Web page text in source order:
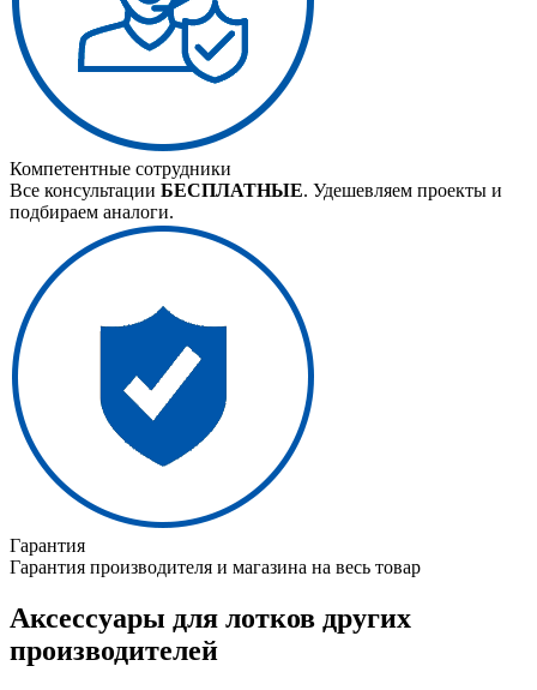
Компетентные сотрудники
Все консультации БЕСПЛАТНЫЕ. Удешевляем проекты и
подбираем аналоги.
Гарантия
Гарантия производителя и магазина на весь товар
Аксессуары для лотков других
производителей